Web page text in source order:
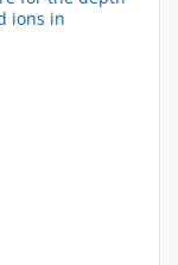
ions in